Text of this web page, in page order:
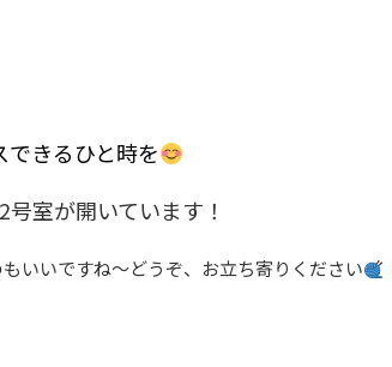
きるひと時を
室が開いています！
いいですね～どうぞ、お立ち寄りください